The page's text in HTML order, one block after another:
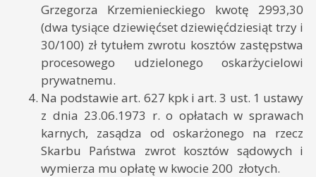
Grzegorza Krzemienieckiego kwotę 2993,30
(dwa tysiące dziewięćset dziewięćdziesiąt trzy i
30/100) zł tytułem zwrotu kosztów zastępstwa
procesowego udzielonego oskarżycielowi
prywatnemu.
Na podstawie art. 627 kpk i art. 3 ust. 1 ustawy
z dnia 23.06.1973 r. o opłatach w sprawach
karnych, zasądza od oskarżonego na rzecz
Skarbu Państwa zwrot kosztów sądowych i
wymierza mu opłatę w kwocie 200 złotych.